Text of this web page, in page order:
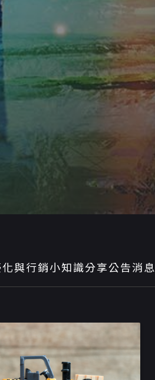
與行銷小知識分享公告消息